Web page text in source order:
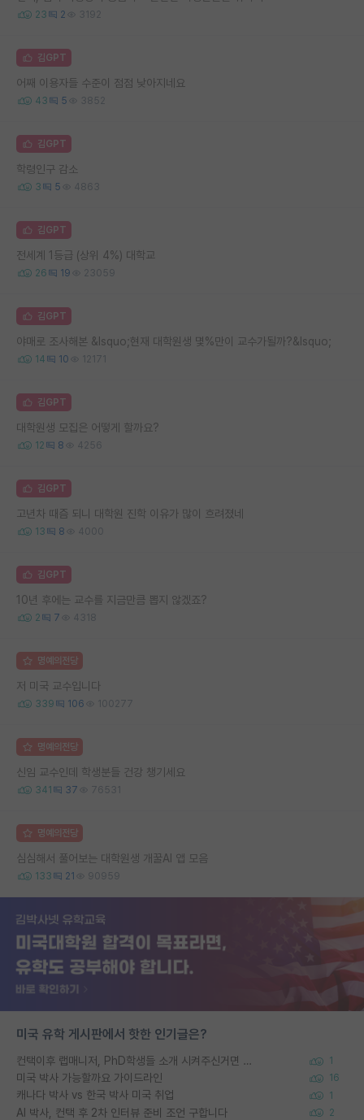
23 2 3192
김GPT
어째 이용자들 수준이 점점 낮아지네요
43 5 3852
김GPT
학령인구 감소
3 5 4863
김GPT
전세계 1등급 (상위 4%) 대학교
26 19 23059
김GPT
야매로 조사해본 &lsquo;현재 대학원생 몇%만이 교수가될까?&lsquo;
14 10 12171
김GPT
대학원생 모집은 어떻게 할까요?
12 8 4256
김GPT
고년차 때즘 되니 대학원 진학 이유가 많이 흐려졌네
13 8 4000
김GPT
10년 후에는 교수를 지금만큼 뽑지 않겠죠?
2 7 4318
명예의전당
저 미국 교수입니다
339 106 100277
명예의전당
신임 교수인데 학생분들 건강 챙기세요
341 37 76531
명예의전당
심심해서 풀어보는 대학원생 개꿀AI 앱 모음
133 21 90959
미국 유학 게시판에서 핫한 인기글은?
컨택이후 랩매니저, PhD학생들 소개 시켜주신거면 거의 컨펌에 가깝나요? 1
미국 박사 가능할까요 가이드라인 16
캐나다 박사 vs 한국 박사 미국 취업 1
AI 박사, 컨택 후 2차 인터뷰 준비 조언 구합니다 2